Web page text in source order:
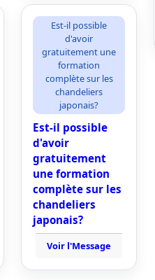
Est-il possible
d'avoir
gratuitement une
formation
complète sur les
chandeliers
japonais?
Est-il possible
d'avoir
gratuitement
une formation
complète sur les
chandeliers
japonais?
Voir l'Message